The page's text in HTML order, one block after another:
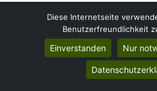
Seniorenumzug Ludwigsburg
Wohnungsauflösung
Entsorgung Ludwigsburg
Kleintransporte Ludwigsburg
Möbeltaxi Ludwigsburg
Diese Internetseite
Benutzerfreundlichkeit
Einverstanden Nur